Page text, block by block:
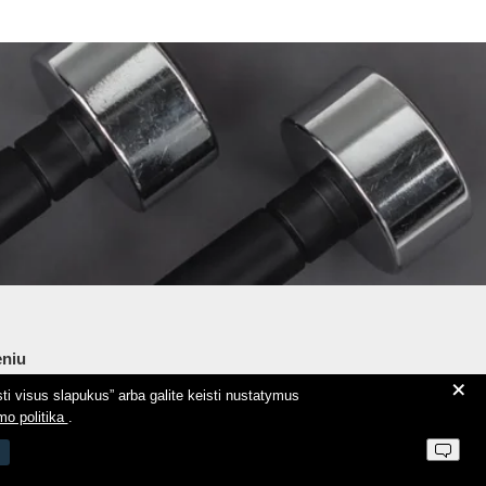
Aeromix +
visus slapukus” arba galite keisti nustatymus
politika .